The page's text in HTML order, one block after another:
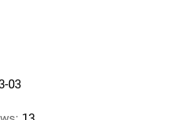
w
w
03